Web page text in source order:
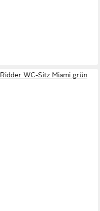
Ridder WC-Sitz Miami grün